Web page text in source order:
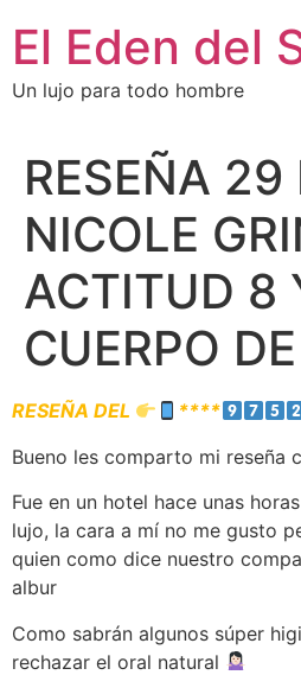
El Eden del
Un lujo para todo hombre
RESEÑA 29
NICOLE
ACTITUD 8
CUERPO
RESEÑA DEL
****
Bueno les comparto mi reseña
Fue en un hotel hace unas
lujo, la cara a mí no me gusto
quien como dice nuestro
albur
Como sabrán algunos súper
rechazar el oral natural